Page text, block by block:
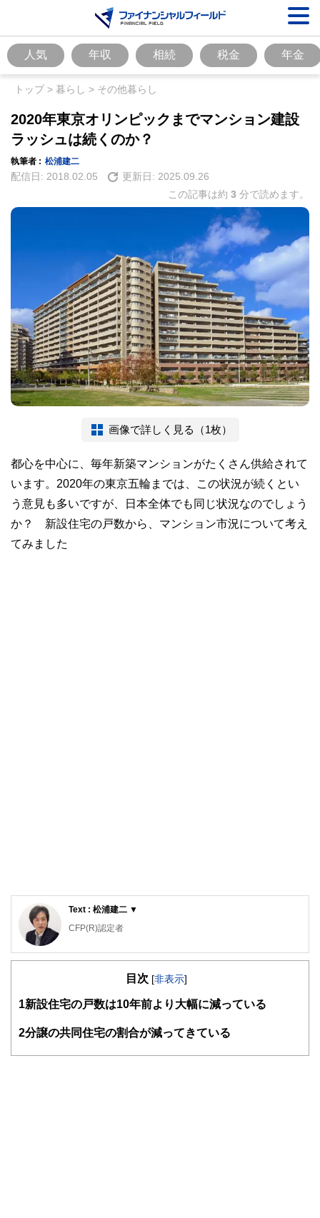
人気 年収 相続 税金 年金
トップ> 暮らし > その他暮らし
2020年東京オリンピックまでマンション建設
ラッシュは続くのか？
執筆者 : 松浦建二
配信日: 2018.02.05 更新日: 2025.09.26
この記事は約 3 分で読めます。
画像で詳しく見る（1枚）
都心を中心に、毎年新築マンションがたくさん供給されて
います。2020年の東京五輪までは、この状況が続くとい
う意見も多いですが、日本全体でも同じ状況なのでしょう
か？ 新設住宅の戸数から、マンション市況について考え
てみました
Text : 松浦建二 ▼
CFP(R)認定者
1級ファイナンシャル・プランニング技能士
保険会社に転職し、個人の生命保険を活用したリスク対策や
サルティング営業を経験。2002年からファイナンシャルプ
宅購入総合サポート等の相談業務を行っている他、FPに関
http://www.ifp.cc/
目次 [非表示]
1新設住宅の戸数は10年前より大幅に減っている
2分譲の共同住宅の割合が減ってきている